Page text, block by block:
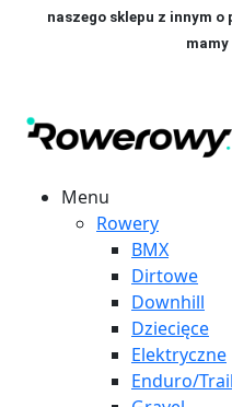
naszego sklepu z innym
mamy
Menu
Rowery
BMX
Dirtowe
Downhill
Dziecięce
Elektryczne
Enduro/Trail